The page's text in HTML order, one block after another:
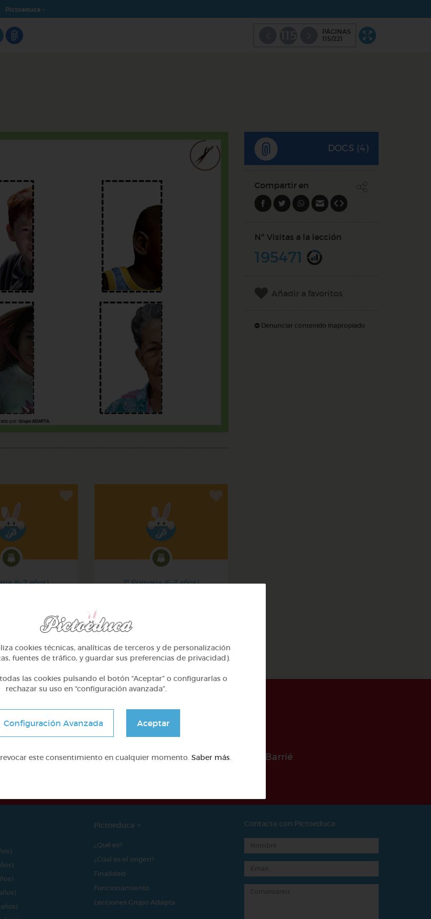
Pictoeduca
PÁGINAS
115/221
(6-7 años)
1º Primaria (6-7 años)
DOCS (4)
Compartir en
Nº Visitas a la lección
195471
Añadir a favoritos
Denunciar contenido inapropiado
ha sido posible gracias al mecenazgo de la Fundación Barrié
años)
Pictoeduca
¿Qué es?
¿Cúal es el origen?
Finalidad
Funcionamiento
Lecciones Grupo Adapta
Contacta con Pictoeduca
cookies técnicas, analíticas de terceros y de personalización
fuentes de tráfico, y guardar sus preferencias de privacidad).
las cookies pulsando el botón “Aceptar” o configurarlas o
rechazar su uso en “configuración avanzada”.
Configuración Avanzada Aceptar
este consentimiento en cualquier momento. Saber más.